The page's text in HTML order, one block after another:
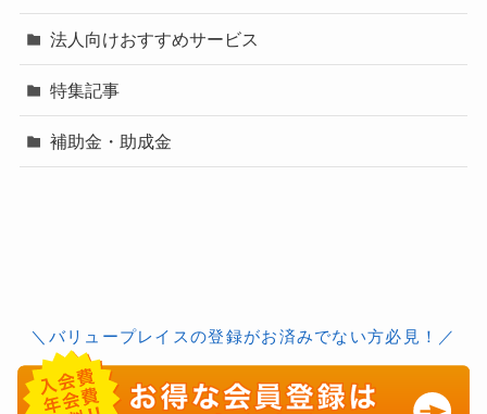
法人向けおすすめサービス
特集記事
補助金・助成金
＼バリュープレイスの登録がお済みでない方必見！／